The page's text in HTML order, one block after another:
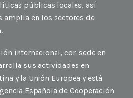
públicas locales, así
amplia en los sectores de
internacional, con sede en
sus actividades en
y la Unión Europea y está
Española de Cooperación